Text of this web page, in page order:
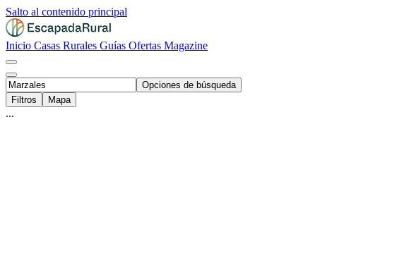
Salto al contenido principal
Inicio Casas Rurales Guías Ofertas Magazine
Opciones de búsqueda
Filtros
Mapa
...